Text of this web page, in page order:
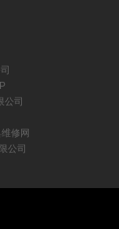
公司
修网
公司